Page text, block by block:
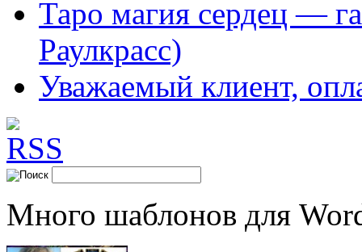
Таро магия сердец —
Раулкрасс)
Уважаемый клиент,
Много шаблонов для